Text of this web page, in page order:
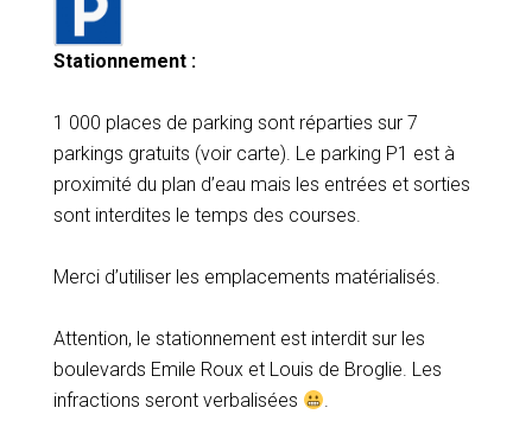
Stationnement :
1 000 places de parking sont réparties sur 7
parkings gratuits (voir carte). Le parking P1 est à
proximité du plan d’eau mais les entrées et sorties
sont interdites le temps des courses.
Merci d’utiliser les emplacements matérialisés.
Attention, le stationnement est interdit sur les
boulevards Emile Roux et Louis de Broglie. Les
infractions seront verbalisées
.